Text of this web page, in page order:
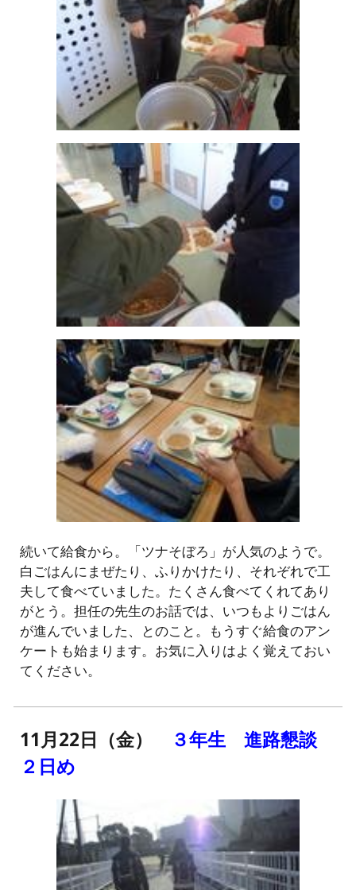
続いて給食から。「ツナそぼろ」が人気のようで。
白ごはんにまぜたり、ふりかけたり、それぞれで工
夫して食べていました。たくさん食べてくれてあり
がとう。担任の先生のお話では、いつもよりごはん
が進んでいました、とのこと。もうすぐ給食のアン
ケートも始まります。お気に入りはよく覚えておい
てください。
11月22日（金）
３年生 進路懇談
２日め